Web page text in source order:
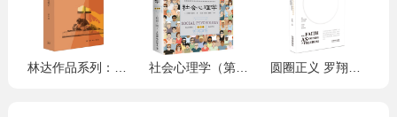
社会心理学（第11版，中文平装版）被译为12种语言，津巴多和彭凯平专文推荐，张泉灵的“必备工具书”，畅销100余万册